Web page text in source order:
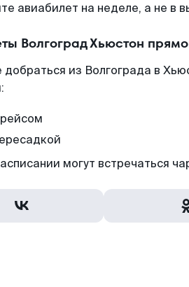
авиабилет на неделе, а не в
Волгоград Хьюстон
из Волгограда в
могут встречаться